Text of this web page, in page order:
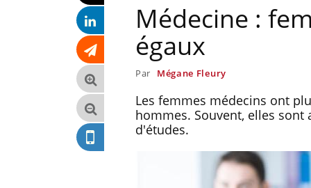
Médecine :
égaux
Par Mégane Fleury
Les femmes médecins ont
hommes. Souvent, elles
d'études.